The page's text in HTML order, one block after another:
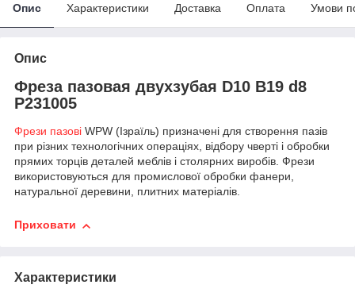
Опис Характеристики Доставка Оплата Умови
Опис
Фреза пазовая двухзубая D10 B19 d8
P231005
Фрези пазові WPW (Ізраїль) призначені для створення пазів
при різних технологічних операціях, відбору чверті і обробки
прямих торців деталей меблів і столярних виробів. Фрези
використовуються для промислової обробки фанери,
натуральної деревини, плитних матеріалів.
Приховати
Характеристики